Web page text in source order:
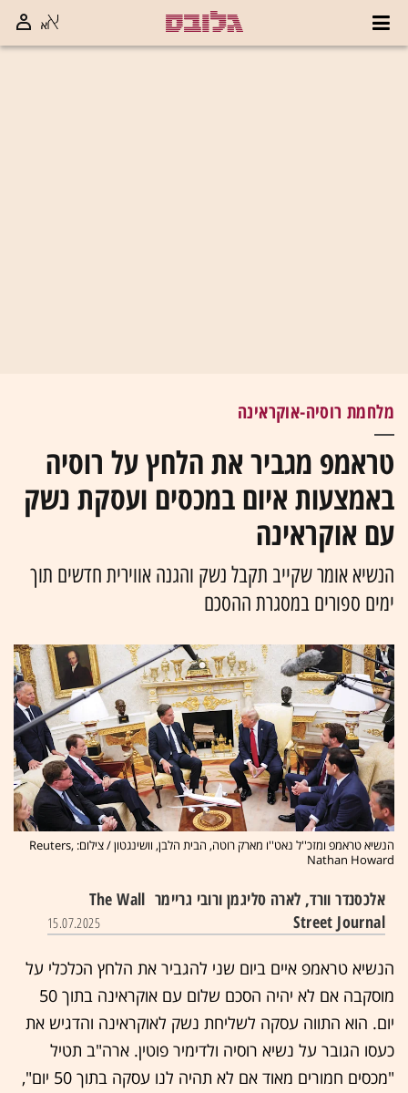
מלחמת רוסיה-אוקראינה
טראמפ מגביר את הלחץ על רוסיה
באמצעות איום במכסים ועסקת נשק
עם אוקראינה
הנשיא אומר שקייב תקבל נשק והגנה אווירית חדשים תוך
ימים ספורים במסגרת ההסכם
הנשיא טראמפ ומזכ''ל נאט''ו מארק רוטה, הבית הלבן, וושינגטון / צילום: Reuters,
Nathan Howard
אלכסנדר וורד, לארה סליגמן ורובי גריימר The Wall
Street Journal
15.07.2025
הנשיא טראמפ איים ביום שני להגביר את הלחץ הכלכלי על
מוסקבה אם לא יהיה הסכם שלום עם אוקראינה בתוך 50
יום. הוא התווה עסקה לשליחת נשק לאוקראינה והדגיש את
כעסו הגובר על נשיא רוסיה ולדימיר פוטין. ארה"ב תטיל
"מכסים חמורים מאוד אם לא תהיה לנו עסקה בתוך 50 יום",